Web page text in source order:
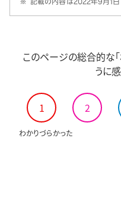
このページの総合的な「
うに
1 2
わかりづらかった